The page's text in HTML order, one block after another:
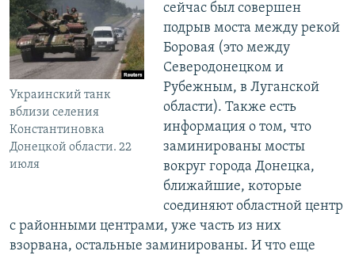
Украинский танк
вблизи селения
Константиновка
Донецкой области. 22
июля
сейчас был совершен
подрыв моста между рекой
Боровая (это между
Северодонецком и
Рубежным, в Луганской
области). Также есть
информация о том, что
заминированы мосты
вокруг города Донецка,
ближайшие, которые
соединяют областной центр
с районными центрами, уже часть из них
взорвана, остальные заминированы. И что еще